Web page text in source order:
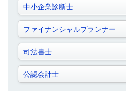
中小企業診断士
ファイナンシャルプランナー
司法書士
公認会計士